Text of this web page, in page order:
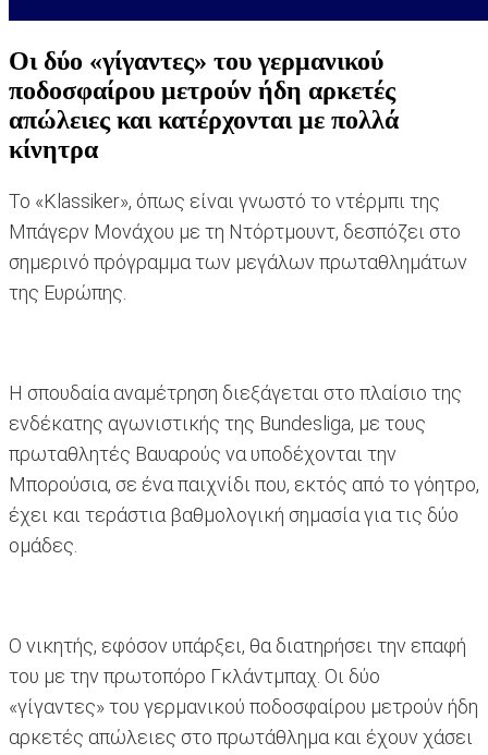
Οι δύο «γίγαντες» του γερμανικού
ποδοσφαίρου μετρούν ήδη αρκετές
απώλειες και κατέρχονται με πολλά
κίνητρα
Το «Klassiker», όπως είναι γνωστό το ντέρμπι της
Μπάγερν Μονάχου με τη Ντόρτμουντ, δεσπόζει στο
σημερινό πρόγραμμα των μεγάλων πρωταθλημάτων
της Ευρώπης.
Η σπουδαία αναμέτρηση διεξάγεται στο πλαίσιο της
ενδέκατης αγωνιστικής της Bundesliga, με τους
πρωταθλητές Βαυαρούς να υποδέχονται την
Μπορούσια, σε ένα παιχνίδι που, εκτός από το γόητρο,
έχει και τεράστια βαθμολογική σημασία για τις δύο
ομάδες.
Ο νικητής, εφόσον υπάρξει, θα διατηρήσει την επαφή
του με την πρωτοπόρο Γκλάντμπαχ. Οι δύο
«γίγαντες» του γερμανικού ποδοσφαίρου μετρούν ήδη
αρκετές απώλειες στο πρωτάθλημα και έχουν χάσει